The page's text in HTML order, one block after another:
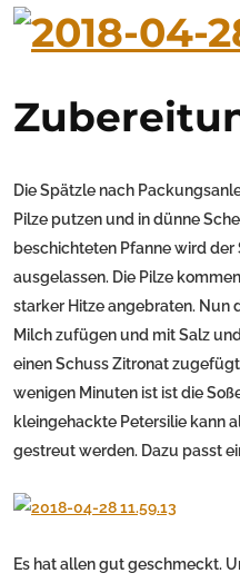
Die Spätzle nach
Pilze putzen und in dünne
beschichteten Pfanne wird
ausgelassen. Die Pilze
starker Hitze angebraten. Nun
Milch zufügen und mit Salz
einen Schuss Zitronat
wenigen Minuten ist ist die
kleingehackte Petersilie kann
gestreut werden. Dazu passt
Es hat allen gut geschmeckt.